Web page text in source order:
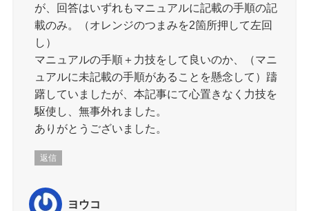
が、回答はいずれもマニュアルに記載の手順の記
載のみ。（オレンジのつまみを2箇所押して左回
し）
マニュアルの手順＋力技をして良いのか、（マニ
ュアルに未記載の手順があることを懸念して）躊
躇していましたが、本記事にて心置きなく力技を
駆使し、無事外れました。
ありがとうございました。
返信
ヨウコ